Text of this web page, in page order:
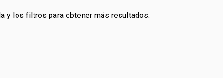
y los filtros para obtener más resultados.